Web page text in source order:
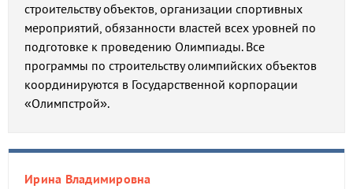
строительству объектов, организации спортивных
мероприятий, обязанности властей всех уровней по
подготовке к проведению Олимпиады. Все
программы по строительству олимпийских объектов
координируются в Государственной корпорации
«Олимпстрой».
Ирина Владимировна